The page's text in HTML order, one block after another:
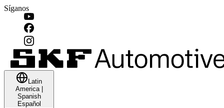
Síganos
Latin
America|
Spanish
Español